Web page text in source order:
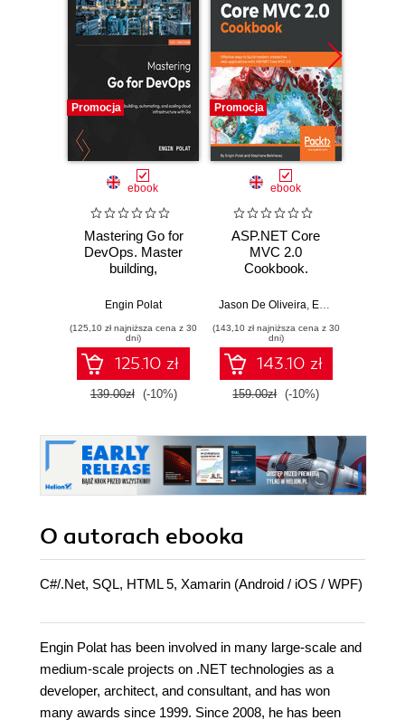
Promocja
ebook
Mastering Go for
DevOps. Master
building,
scaling cloud
Go
Engin Polat
(125,10 zł najniższa cena z 30
dni)
125.10 zł
139.00zł (-10%)
Promocja
ebook
ASP.NET Core
MVC 2.0
Cookbook.
build modern,
applications with
ASP.NET Core
MVC 2.0
Jason De Oliveira, Engin Polat
(143,10 zł najniższa cena z 30
dni)
143.10 zł
159.00zł (-10%)
O autorach ebooka
C#/.Net, SQL, HTML 5, Xamarin (Android / iOS / WPF)
Engin Polat has been involved in many large-scale and
medium-scale projects on .NET technologies as a
developer, architect, and consultant, and has won
many awards since 1999. Since 2008, he has been